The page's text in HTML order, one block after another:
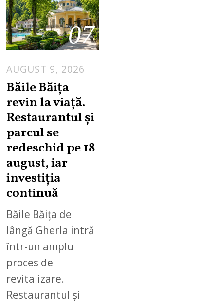
07
AUGUST 9, 2026
S
9
Băile Băița
revin la viață.
Restaurantul și
parcul se
redeschid pe 18
august, iar
investiția
continuă
Băile Băița de
lângă Gherla intră
într-un amplu
proces de
revitalizare.
Restaurantul și